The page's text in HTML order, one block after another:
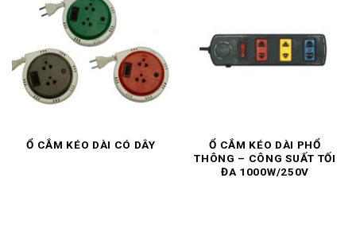
Ổ CẮM KÉO DÀI CÓ DÂY
Ổ CẮM KÉO DÀI PHỔ
THÔNG – CÔNG SUẤT TỐI
ĐA 1000W/250V